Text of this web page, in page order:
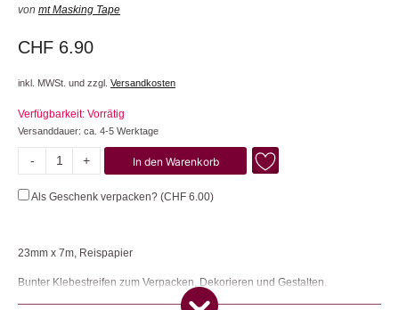
von mt Masking Tape
CHF 6.90
inkl. MWSt. und zzgl. Versandkosten
Verfügbarkeit: Vorrätig
Versanddauer: ca. 4-5 Werktage
-
Menge
+ In den Warenkorb
Als Geschenk verpacken? (CHF 6.00)
23mm x 7m, Reispapier
Bunter Klebestreifen zum Verpacken, Dekorieren und Gestalten.